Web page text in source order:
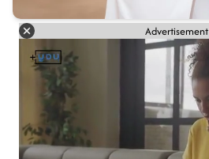
Advertisement